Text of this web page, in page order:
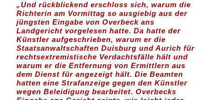
„Und rückblickend erschloss sich, warum die
Richterin am Vormittag so ausgiebig aus der
jüngsten Eingabe von Overbeck ans
Landgericht vorgelesen hatte. Da hatte der
Künstler aufgeschrieben, warum er die
Staatsanwaltschaften Duisburg und Aurich für
rechtsextremistische Verdachtsfälle hält und
warum er die Entfernung von Ermittlern aus
dem Dienst für angezeigt hält. Die Beamten
hatten eine Strafanzeige gegen den Künstler
wegen Beleidigung bearbeitet. Overbecks